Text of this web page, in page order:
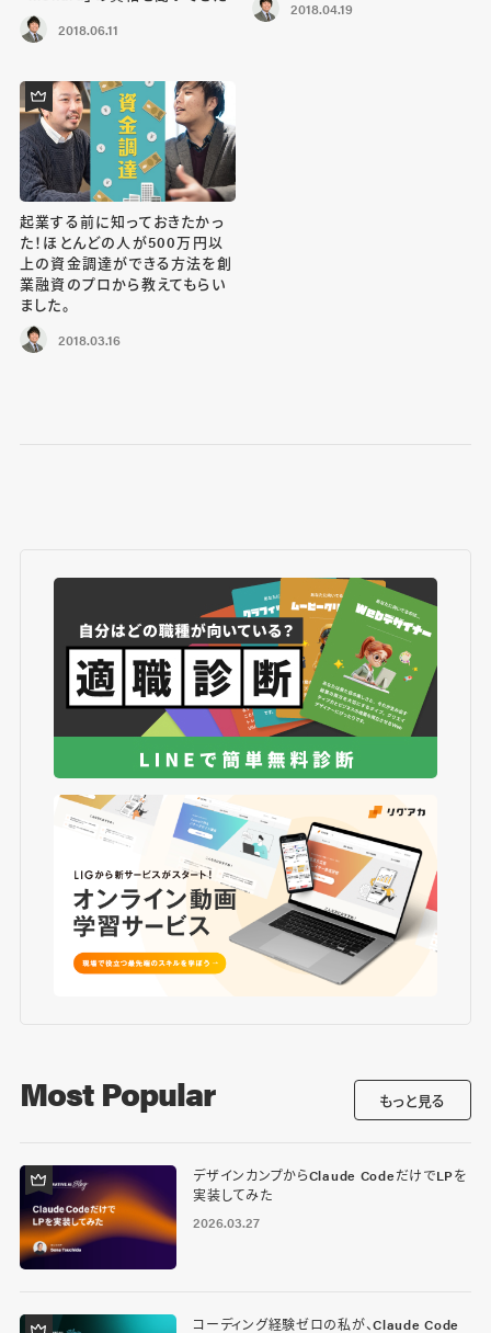
2018.06.11
2018.04.19
起業する前に知っておきたかっ
た！ほとんどの人が500万円以
上の資金調達ができる方法を創
業融資のプロから教えてもらい
ました。
2018.03.16
Most Popular もっと見る
デザインカンプからClaude CodeだけでLPを
実装してみた
2026.03.27
コーディング経験ゼロの私が、Claude Code